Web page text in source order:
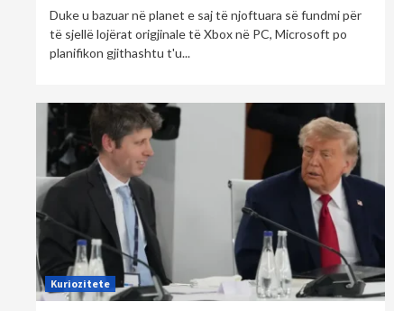
Duke u bazuar në planet e saj të njoftuara së fundmi për
të sjellë lojërat origjinale të Xbox në PC, Microsoft po
planifikon gjithashtu t'u...
Kuriozitete